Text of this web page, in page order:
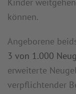
können.
Angeborene
3 von 1.000
erweiterte
verpflichtender